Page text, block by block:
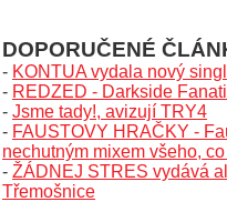
DOPORUČENÉ
- KONTUA vydala nový singl
- REDZED - Darkside
- Jsme tady!, avizují TRY4
- FAUSTOVY HRAČKY -
nechutným mixem všeho,
- ŽÁDNEJ STRES vydává
Třemošnice